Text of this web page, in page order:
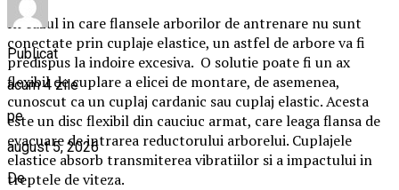
In cazul in care flansele arborilor de antrenare nu sunt
conectate prin cuplaje elastice, un astfel de arbore va fi
predispus la indoire excesiva. O solutie poate fi un ax
flexibil de cuplare a elicei de montare, de asemenea,
cunoscut ca un cuplaj cardanic sau cuplaj elastic. Acesta
este un disc flexibil din cauciuc armat, care leaga flansa de
evacuare de intrarea reductorului arborelui. Cuplajele
elastice absorb transmiterea vibratiilor si a impactului in
treptele de viteza.
Publicat
acum 4 zile
pe
august 5, 2026
De